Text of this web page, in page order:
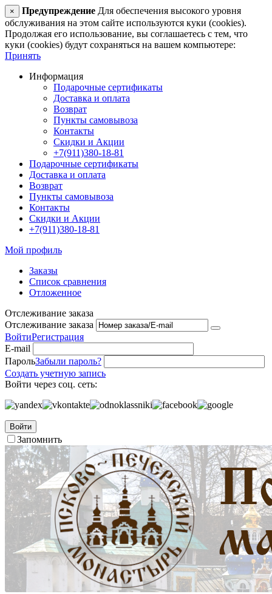
× Предупреждение Для обеспечения высокого уровня
обслуживания на этом сайте используются куки (cookies).
Продолжая его использование, вы соглашаетесь с тем, что
куки (cookies) будут сохраняться на вашем компьютере:
Принять
Информация
Подарочные сертификаты
Доставка и оплата
Возврат
Пункты самовывоза
Контакты
Скидки и Акции
+7(911)380-18-81
Подарочные сертификаты
Доставка и оплата
Возврат
Пункты самовывоза
Контакты
Скидки и Акции
+7(911)380-18-81
Мой профиль
Заказы
Список сравнения
Отложенное
Отслеживание заказа
Отслеживание заказа
ВойтиРегистрация
E-mail
ПарольЗабыли пароль?
Создать учетную запись
Войти через соц. сеть:
Войти
Запомнить